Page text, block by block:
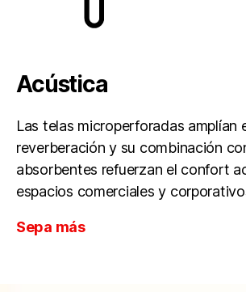
Acústica
Las telas microperforadas amplían
reverberación y su combinación
absorbentes refuerzan el confort
espacios comerciales y
Sepa más